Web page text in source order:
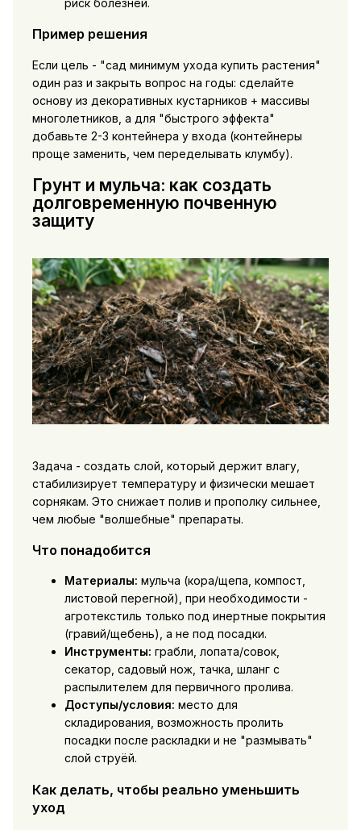
риск болезней.
Пример решения
Если цель - "сад минимум ухода купить растения"
один раз и закрыть вопрос на годы: сделайте
основу из декоративных кустарников + массивы
многолетников, а для "быстрого эффекта"
добавьте 2-3 контейнера у входа (контейнеры
проще заменить, чем переделывать клумбу).
Грунт и мульча: как создать
долговременную почвенную
защиту
Задача - создать слой, который держит влагу,
стабилизирует температуру и физически мешает
сорнякам. Это снижает полив и прополку сильнее,
чем любые "волшебные" препараты.
Что понадобится
Материалы: мульча (кора/щепа, компост,
листовой перегной), при необходимости -
агротекстиль только под инертные покрытия
(гравий/щебень), а не под посадки.
Инструменты: грабли, лопата/совок,
секатор, садовый нож, тачка, шланг с
распылителем для первичного пролива.
Доступы/условия: место для
складирования, возможность пролить
посадки после раскладки и не "размывать"
слой струёй.
Как делать, чтобы реально уменьшить
уход